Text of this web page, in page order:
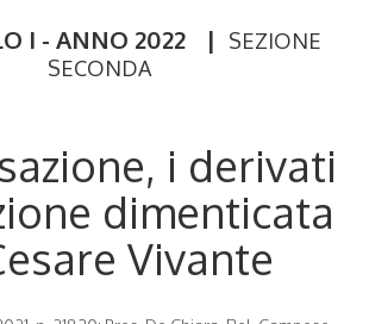
I - ANNO 2022 |
SEZIONE
SECONDA
i derivati
dimenticata
Vivante